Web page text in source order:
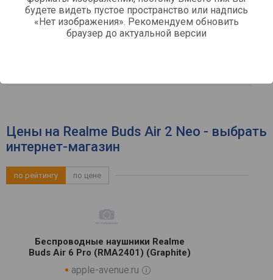
будете видеть пустое пространство или надпись
«Нет изображения». Рекомендуем обновить
браузер до актуальной версии
Функции и возможности
Цены на Realme Buds Air 2 Neo - выбрать
интернет-магазин
по рейтингу по цене
Беспроводные наушники Realme
Buds Air 6 Pro (RMA2401) (Graphite)
apple-avenue.ru